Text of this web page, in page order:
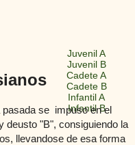
Juvenil A
Juvenil B
Cadete A
Cadete B
Infantil A
Infantil B
pasada se impuso en el
deusto "B", consiguiendo la
llevandose de esa forma